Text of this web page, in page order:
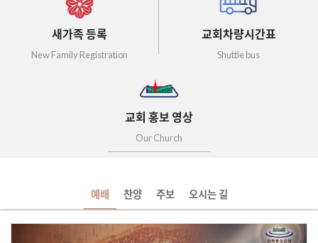
새가족 등록
New Family Registration
교회차량시간표
Shuttle bus
교회 홍보 영상
Our Church
예배 찬양 주보 오시는 길